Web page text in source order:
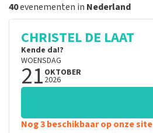
40evenementen in Nederland
CHRISTEL DE LAAT
Kende da!?
WOENSDAG
21 OKTOBER
2026
Nog 3 beschikbaar op onze site